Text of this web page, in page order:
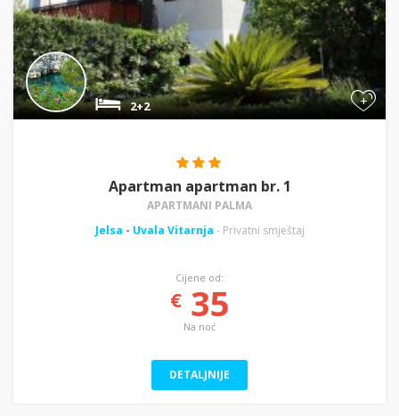
+
2+2
Apartman apartman br. 1
APARTMANI PALMA
Jelsa - Uvala Vitarnja - Privatni smještaj
Cijene od:
€35
Na noć
DETALJNIJE